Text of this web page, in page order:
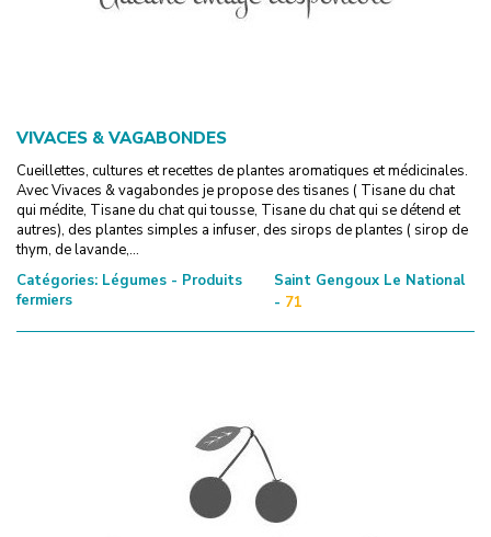
VIVACES & VAGABONDES
Cueillettes, cultures et recettes de plantes aromatiques et médicinales.
Avec Vivaces & vagabondes je propose des tisanes ( Tisane du chat
qui médite, Tisane du chat qui tousse, Tisane du chat qui se détend et
autres), des plantes simples a infuser, des sirops de plantes ( sirop de
thym, de lavande,...
Catégories: Légumes - Produits
fermiers
Saint Gengoux Le National
- 71